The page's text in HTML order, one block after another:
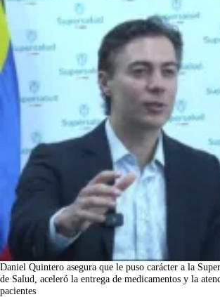
Daniel Quintero asegura que le puso carácter a la
de Salud, aceleró la entrega de medicamentos y la
pacientes